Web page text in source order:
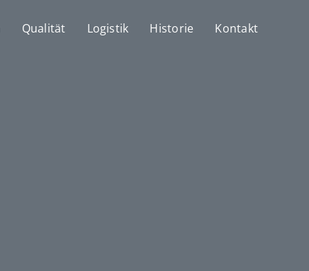
Qualität Logistik Historie Kontakt